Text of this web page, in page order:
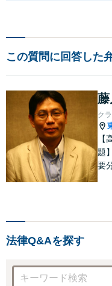
この質問に回答した
ク
【
題
要
法律Q&Aを探す